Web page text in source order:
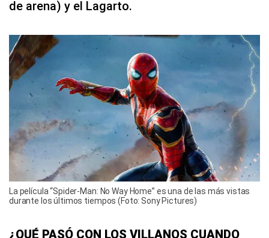
de arena) y el Lagarto.
La película “Spider-Man: No Way Home” es una de las más vistas
durante los últimos tiempos (Foto: Sony Pictures)
¿QUÉ PASÓ CON LOS VILLANOS CUANDO